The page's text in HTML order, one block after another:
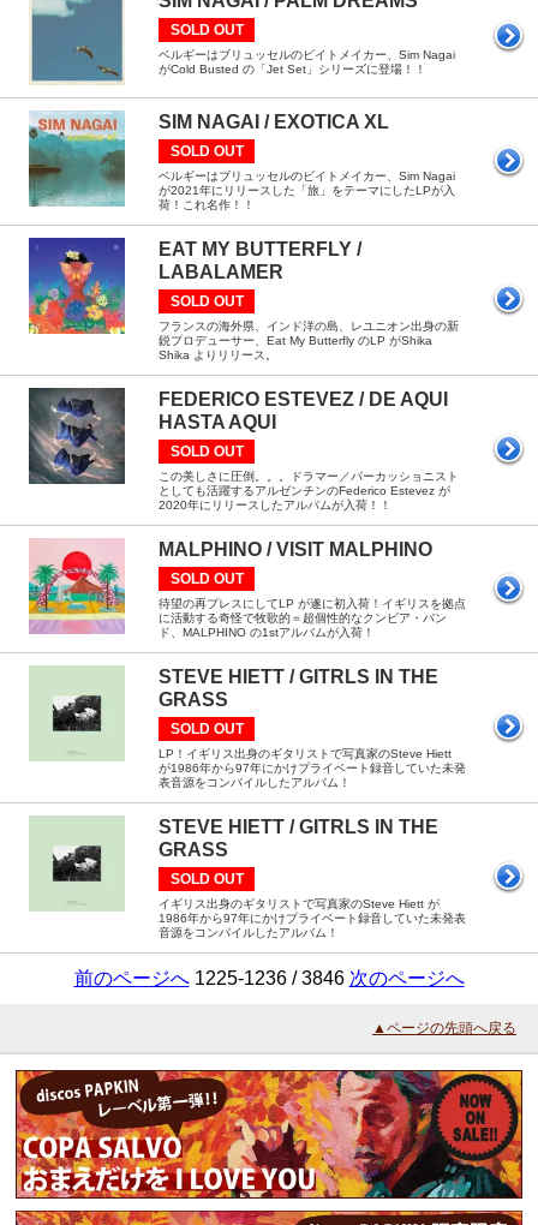
SOLD OUT
ベルギーはブリュッセルのビイトメイカー、Sim Nagai
がCold Busted の「Jet Set」シリーズに登場！！
SIM NAGAI / EXOTICA XL
SOLD OUT
ベルギーはブリュッセルのビイトメイカー、Sim Nagai
が2021年にリリースした「旅」をテーマにしたLPが入
荷！これ名作！！
EAT MY BUTTERFLY /
LABALAMER
SOLD OUT
フランスの海外県、インド洋の島、レユニオン出身の新
鋭プロデューサー、Eat My Butterfly のLP がShika
Shika よりリリース。
FEDERICO ESTEVEZ / DE AQUI
HASTA AQUI
SOLD OUT
この美しさに圧倒。。。ドラマー／パーカッショニスト
としても活躍するアルゼンチンのFederico Estevez が
2020年にリリースしたアルバムが入荷！！
MALPHINO / VISIT MALPHINO
SOLD OUT
待望の再プレスにしてLP が遂に初入荷！イギリスを拠点
に活動する奇怪で牧歌的＝超個性的なクンビア・バン
ド、MALPHINO の1stアルバムが入荷！
STEVE HIETT / GITRLS IN THE
GRASS
SOLD OUT
LP！イギリス出身のギタリストで写真家のSteve Hiett
が1986年から97年にかけプライベート録音していた未発
表音源をコンパイルしたアルバム！
STEVE HIETT / GITRLS IN THE
GRASS
SOLD OUT
イギリス出身のギタリストで写真家のSteve Hiett が
1986年から97年にかけプライベート録音していた未発表
音源をコンパイルしたアルバム！
前のページへ1225-1236 / 3846 次のページへ
▲ページの先頭へ戻る